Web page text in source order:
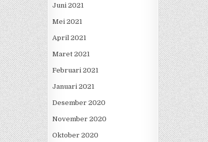
Juni 2021
Mei 2021
April 2021
Maret 2021
Februari 2021
Januari 2021
Desember 2020
November 2020
Oktober 2020